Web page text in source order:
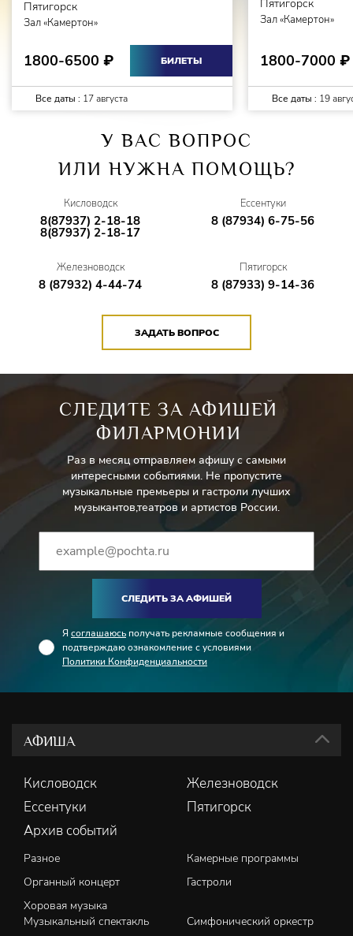
Пятигорск
Зал «Камертон»
1800-6500 ₽ БИЛЕТЫ
Все даты : 17 августа
Пятигорск
Зал «Камертон»
1800-7000 ₽
Все даты : 19
У ВАС ВОПРОС
ИЛИ НУЖНА ПОМОЩЬ?
Кисловодск
8(87937) 2-18-18
8(87937) 2-18-17
Ессентуки
8 (87934) 6-75-56
Железноводск
8 (87932) 4-44-74
Пятигорск
8 (87933) 9-14-36
ЗАДАТЬ ВОПРОС
СЛЕДИТЕ ЗА АФИШЕЙ
ФИЛАРМОНИИ
Раз в месяц отправляем афишу с самыми
интересными событиями. Не пропустите
музыкальные премьеры и гастроли лучших
музыкантов,театров и артистов России.
СЛЕДИТЬ ЗА АФИШЕЙ
Я соглашаюсь получать рекламные сообщения и
подтверждаю ознакомление с условиями
Политики Конфиденциальности
АФИША
Кисловодск
Железноводск
Ессентуки
Пятигорск
Архив событий
Разное
Камерные программы
Органный концерт
Гастроли
Хоровая музыка
Музыкальный спектакль
Симфонический оркестр